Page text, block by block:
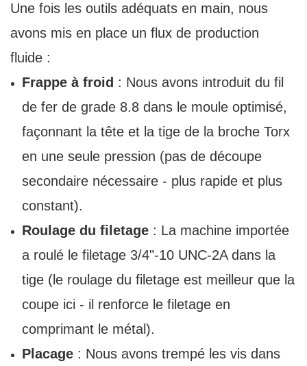
Une fois les outils adéquats en main, nous
avons mis en place un flux de production
fluide :
Frappe à froid : Nous avons introduit du fil
de fer de grade 8.8 dans le moule optimisé,
façonnant la tête et la tige de la broche Torx
en une seule pression (pas de découpe
secondaire nécessaire - plus rapide et plus
constant).
Roulage du filetage: La machine importée
a roulé le filetage 3/4"-10 UNC-2A dans la
tige (le roulage du filetage est meilleur que la
coupe ici - il renforce le filetage en
comprimant le métal).
Placage: Nous avons trempé les vis dans